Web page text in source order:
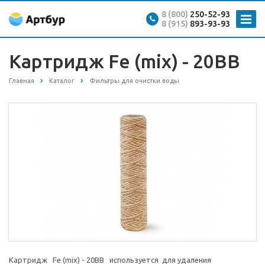
8 (800) 250-52-93
8 (915) 893-93-93
Картридж Fe (mix) - 20BB
Главная Каталог Фильтры для очистки воды
Картридж Fe (mix) - 20BB используется для удаления